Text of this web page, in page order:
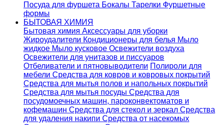
Посуда для фуршета Бокалы Тарелки Фуршетные
формы
БЫТОВАЯ ХИМИЯ
Бытовая химия Аксессуары для уборки
Жироудалители Кондиционеры для белья Мыло
жидкое Мыло кусковое Освежители воздуха
Освежители для унитазов и писсуаров
Отбеливатели и пятновыводители Полироли для
мебели Средства для ковров и ковровых покрытий
Средства для мытья полов и напольных покрытий
Средства для мытья посуды Средства для
посудомоечных машин, пароконвектоматов и
кофемашин Средства для стекол и зеркал Средства
для удаления накипи Средства от насекомых